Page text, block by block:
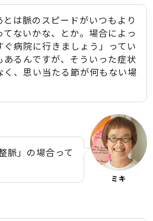
とは脈のスピードがいつもより
てないかな、とか。場合によっ
ぐ病院に行きましょう」ってい
あるんですが、そういった症状
く、思い当たる節が何もない場
脈」の場合って
ミキ